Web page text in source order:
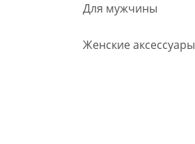
Для мужчины
Женские аксессуары